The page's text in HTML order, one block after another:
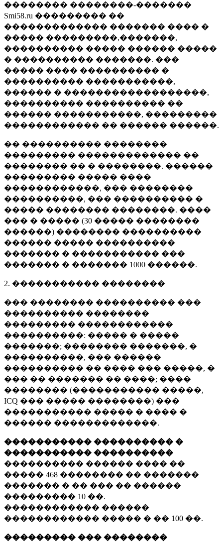
�������� ��������-�������
Smi58.ru ��������� ��
������������� ������� ���� �
����� ���������,�������,
���������� ����� ������ �����
� ���������� �������. ���
����� ���� ���������� �
���������� �����������,
������ � ������������������,
���������� ���������� ��
������ �����������, ���������
������������ �� ������ ������.
�� ���������� ��������
��������� ������������� ��
�������� �� � ��������. ������
��������� ����� ����
������������, ��� ��������
����������, ��� ���������� �
����� �������� ��������. ����
��� � ����� (30 ����� ��������
������) �������� ����������
������ ����� ����������
������� � ����������� ���
������� � ������� 1000 ������.
2. ����������� ��������
��� �������� ���������� ���
���������� ��������
��������� ������������
����������: ����� � �����
�������; �������� �������, �
����������, ��� ������
���������� �� ���� ��� �����, �
��� �� ������� �� ����; ����
�������� (����������� �����,
ICQ ��� ����� ��������) ���
����������� ����� � ���� �
������ �������������.
����������� ���������� �
����������� ����������
���������� ������ ���� ��
����� 468 �������� �� �������
������� � �� ��� �� ������
��������� 10 ��.
������������ ������
������������ ����� � �� 100 ��.
��������� ��� ��������